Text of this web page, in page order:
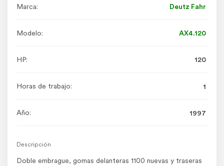
Marca: Deutz Fahr
Modelo: AX4.120
HP: 120
Horas de trabajo: 1
Año: 1997
Descripción
Doble embrague, gomas delanteras 1100 nuevas y traseras